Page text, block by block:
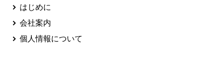
はじめに
会社案内
個人情報について